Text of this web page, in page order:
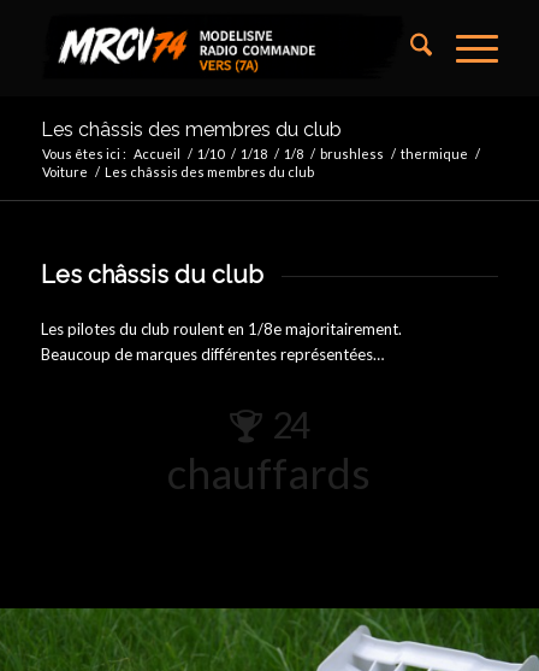
Les châssis des membres du club
Vous êtes ici : Accueil / 1/10 / 1/18 / 1/8 / brushless / thermique /
Voiture / Les châssis des membres du club
Les châssis du club
Les pilotes du club roulent en 1/8e majoritairement.
Beaucoup de marques différentes représentées…
24
chauffards